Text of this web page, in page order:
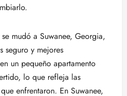
mudó a Suwanee, Georgia,
seguro y mejores
un pequeño apartamento
lo que refleja las
enfrentaron. En Suwanee,